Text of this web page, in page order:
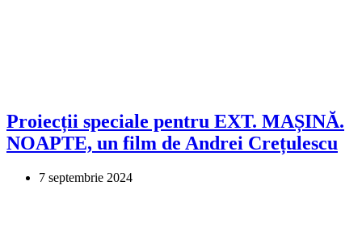
Proiecții speciale pentru EXT. MAȘINĂ.
NOAPTE, un film de Andrei Crețulescu
7 septembrie 2024